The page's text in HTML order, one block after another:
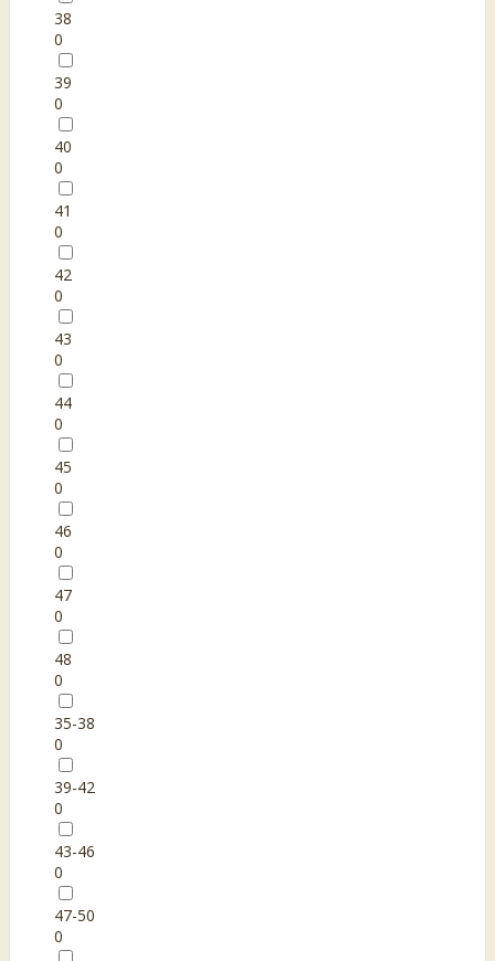
38
0
39
0
40
0
41
0
42
0
43
0
44
0
45
0
46
0
47
0
48
0
35-38
0
39-42
0
43-46
0
47-50
0